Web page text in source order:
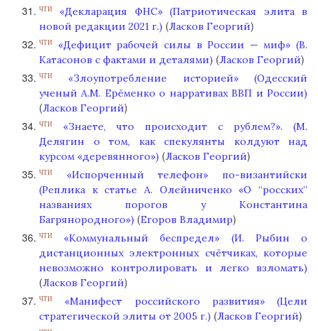
ЧТИ
«Декларация ФНС» (Патриотическая элита в
новой редакции 2021 г.) (Ласков Георгий)
ЧТИ
«Дефицит рабочей силы в России — миф» (В.
Катасонов с фактами и деталями) (Ласков Георгий)
ЧТИ
«Злоупотребление историей» (Одесский
ученый А.М. Ерёменко о нарративах ВВП и России)
(Ласков Георгий)
ЧТИ
«Знаете, что происходит с рублем?». (М.
Делягин о том, как спекулянты колдуют над
курсом «деревянного») (Ласков Георгий)
ЧТИ
«Испорченный телефон» по-византийски
(Реплика к статье А. Олейниченко «О “росских”
названиях порогов у Константина
Багрянородного») (Егоров Владимир)
ЧТИ
«Коммунальный беспредел» (И. Рыбин о
дистанционных электронных счётчиках, которые
невозможно контролировать и легко взломать)
(Ласков Георгий)
ЧТИ
«Манифест российского развития» (Цели
стратегической элиты от 2005 г.) (Ласков Георгий)